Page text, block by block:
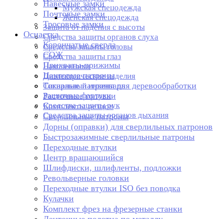
Мужская спецодежда
Женская спецодежда
Защита от падения с высоты
Средства защиты органов слуха
Средства защиты головы
Средства защиты глаз
Наколенники
Диэлектрические изделия
Сигнальный инвентарь
Защитные фартуки
Средства защиты рук
Средства защиты органов дыхания
Навесные замки
Почтовые замки
Тросовые замки
Оснастка
Корончатые сверла
СОЖ
Прихваты-прижимы
Цанговые патроны
Токарные патроны для деревообработки
Расточные головки
Комплекты резцов
Сверлильные патроны
Дорны (оправки) для сверлильных патронов
Быстрозажимные сверлильные патроны
Переходные втулки
Центр вращающийся
Шлифдиски, шлифленты, подложки
Револьверные головки
Переходные втулки ISO без поводка
Кулачки
Комплект фрез на фрезерные станки